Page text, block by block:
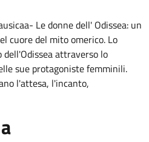
Le donne dell' Odissea: un
cuore del mito omerico. Lo
attraverso lo
sue protagoniste femminili.
l'attesa, l'incanto,